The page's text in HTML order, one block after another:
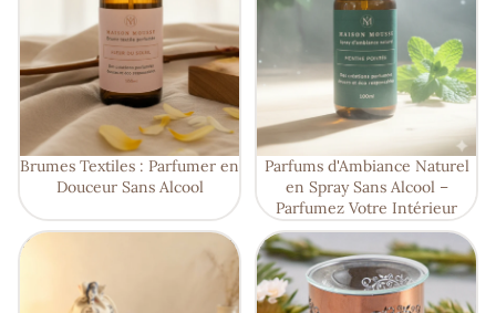
Brumes Textiles : Parfumer en
Douceur Sans Alcool
Parfums d'Ambiance Naturel
en Spray Sans Alcool –
Parfumez Votre Intérieur
Bougies Artisanales Parfumées
Brûle parfum